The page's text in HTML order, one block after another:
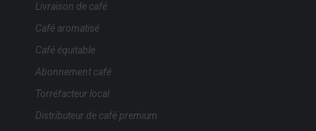
Livraison de café
Café aromatisé
Café équitable
Abonnement café
Torréfacteur local
Distributeur de café premium